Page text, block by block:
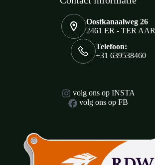
Oostkanaalweg 26
2461 ER - TER AAR
Telefoon:
+31 639538460
volg ons op INSTA
volg ons op FB